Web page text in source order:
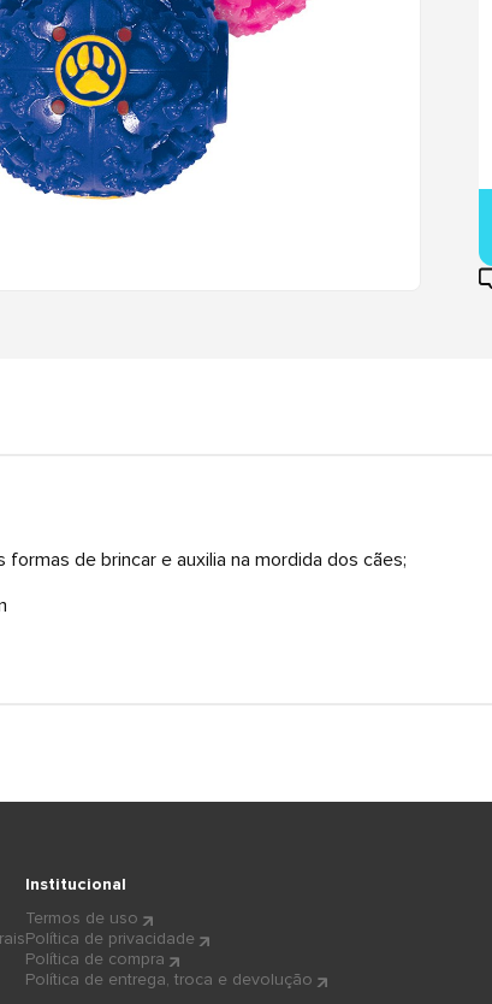
de brincar e auxilia na mordida dos cães;
Institucional
Termos de uso
Política de privacidade
Política de compra
Política de entrega, troca e devolução